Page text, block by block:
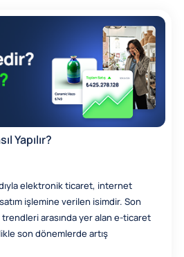
Yapılır?
elektronik ticaret, internet
işlemine verilen isimdir. Son
trendleri arasında yer alan e-ticaret
son dönemlerde artış